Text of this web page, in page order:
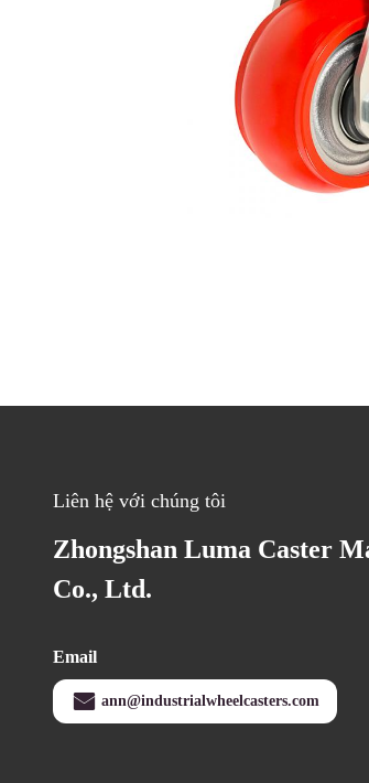
Liên hệ với chúng tôi
Zhongshan Luma Caster
Co., Ltd.
Email
ann@industrialwheelcasters.com